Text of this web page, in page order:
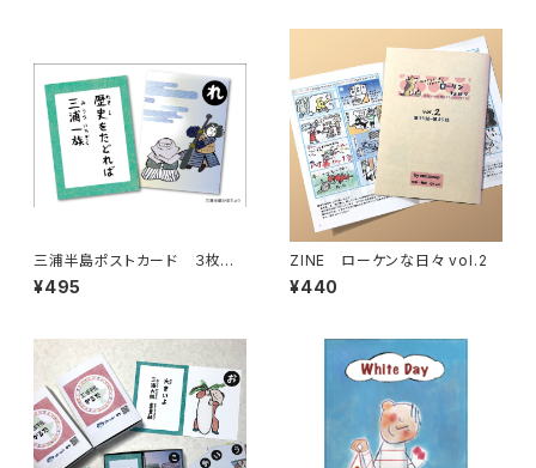
三浦半島ポストカード ３枚
組 その2
¥495
ZINE ローケンな日々 vol.2
¥440